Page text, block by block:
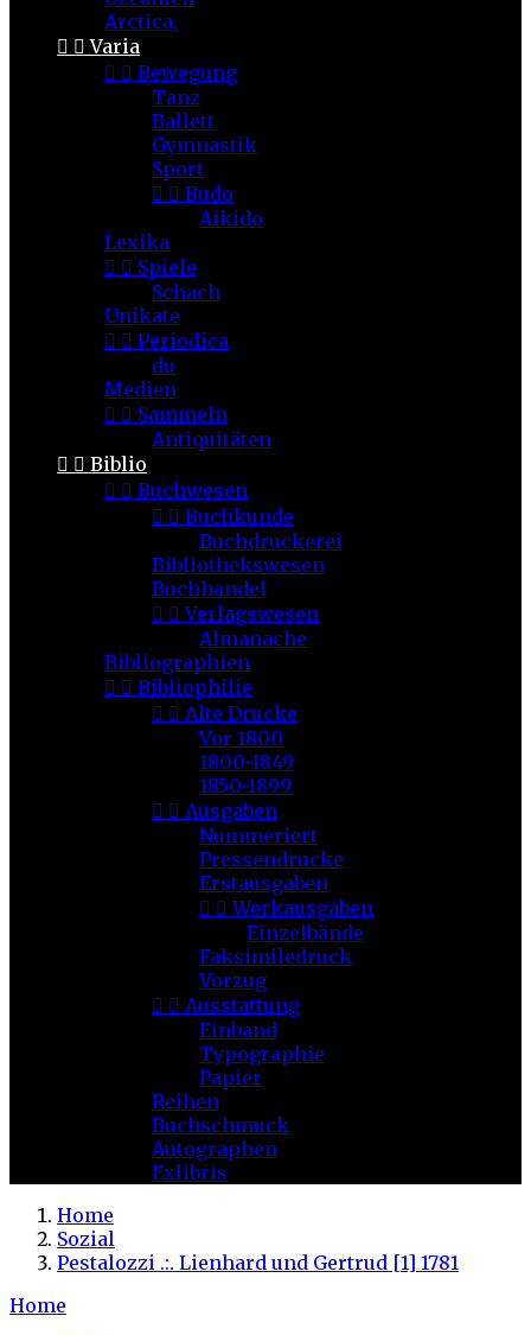
Arctica,
  Varia
  Bewegung
Tanz
Ballett
Gymnastik
Sport
  Budo
Aikido
Lexika
  Spiele
Schach
Unikate
  Periodica
du
Medien
  Sammeln
Antiquitäten
  Biblio
  Buchwesen
  Buchkunde
Buchdruckerei
Bibliothekswesen
Buchhandel
  Verlagswesen
Almanache
Bibliographien
  Bibliophilie
  Alte Drucke
Vor 1800
1800-1849
1850-1899
  Ausgaben
Nummeriert
Pressendrucke
Erstausgaben
  Werkausgaben
Einzelbände
Faksimiledruck
Vorzug
  Ausstattung
Einband
Typographie
Papier
Reihen
Buchschmuck
Autographen
Exlibris
Home
Sozial
Pestalozzi .:. Lienhard und Gertrud [1] 1781
Home